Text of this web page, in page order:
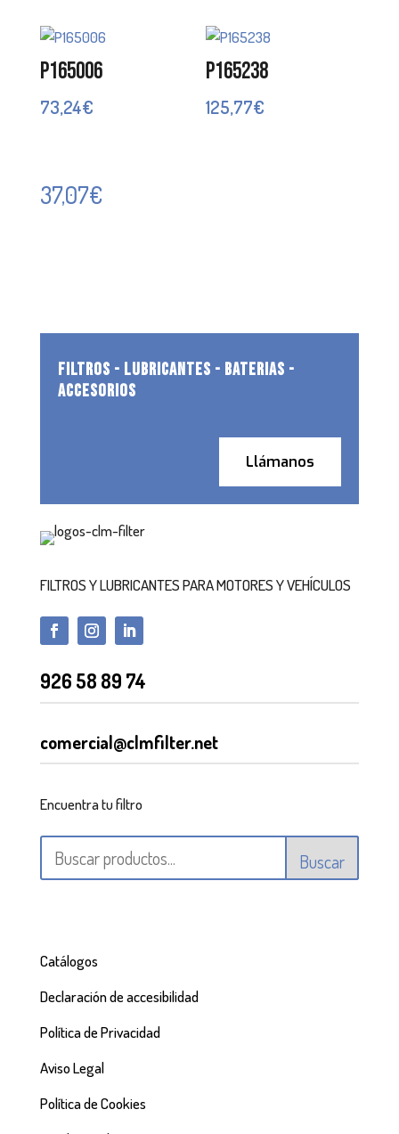
P165006
73,24€
P165238
125,77€
37,07€
FILTROS - LUBRICANTES - BATERIAS -
ACCESORIOS
Llámanos
FILTROS Y LUBRICANTES PARA MOTORES Y VEHÍCULOS
926 58 89 74
comercial@clmfilter.net
Encuentra tu filtro
Buscar
Catálogos
Declaración de accesibilidad
Política de Privacidad
Aviso Legal
Política de Cookies